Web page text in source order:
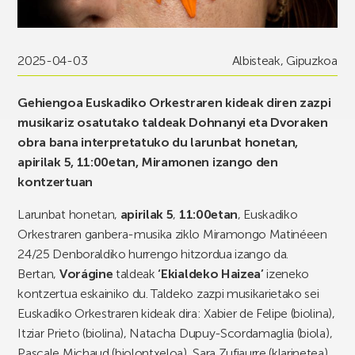
2025-04-03 Albisteak,Gipuzkoa
Gehiengoa Euskadiko Orkestraren kideak diren zazpi
musikariz osatutako taldeak Dohnanyi eta Dvoraken
obra bana interpretatuko du larunbat honetan,
apirilak 5, 11:00etan, Miramonen izango den
kontzertuan
Larunbat honetan, apirilak 5, 11:00etan, Euskadiko
Orkestraren ganbera-musika ziklo Miramongo Matinéeen
24/25 Denboraldiko hurrengo hitzordua izango da.
Bertan, Vorágine taldeak‘Ekialdeko Haizea’izeneko
kontzertua eskainiko du. Taldeko zazpi musikarietako sei
Euskadiko Orkestraren kideak dira: Xabier de Felipe (biolina),
Itziar Prieto (biolina), Natacha Dupuy-Scordamaglia (biola),